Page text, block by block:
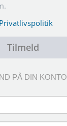
Privatlivspolitik
Tilmeld
PÅ DIN KONTO